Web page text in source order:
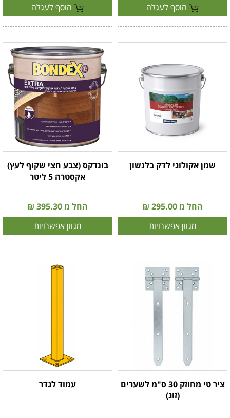
הוסף לעגלה
הוסף לעגלה
שמן אקולוגי לדק בלנשון
החל מ 295.00 ₪
מגוון אפשרויות
בונדקס (צבע חצי שקוף לעץ)
אקסטרה 5 ליטר
החל מ 395.30 ₪
מגוון אפשרויות
ציר טי מחוזק 30 ס"מ לשערים
(זוג)
עמוד לגדר